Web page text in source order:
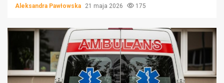
Aleksandra Pawłowska 21 maja 2026 175